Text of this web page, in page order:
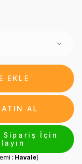
EKLE
AL
Sipariş İçin
: Havale)